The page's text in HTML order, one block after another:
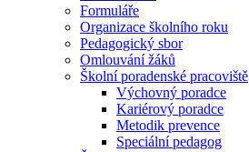
Formuláře
Organizace školního roku
Pedagogický sbor
Omlouvání žáků
Školní poradenské pracoviště
Výchovný poradce
Kariérový poradce
Metodik prevence
Speciální pedagog